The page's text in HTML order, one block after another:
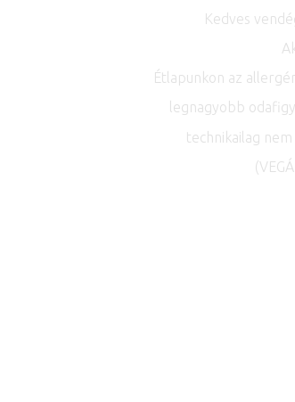
Kedves
Étlapunkon az
legnagyobb
technikailag